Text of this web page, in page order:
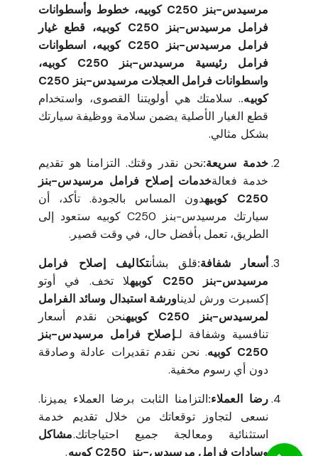
مرسيدس-بنز C250 كوبيه، خطوط وأسطوانات
فرامل مرسيدس-بنز C250 كوبيه، قطع غيار
فرامل مرسيدس-بنز C250 كوبيه، اسطوانات
فرامل رئيسية مرسيدس-بنز C250 كوبيه،
واسطوانات فرامل العجلات مرسيدس-بنز C250
كوبيه.. سلامتك هي أولويتنا القصوى، واستخدام
قطع الغيار الأصلية يضمن سلامة ووظيفة سيارتك
بشكل مثالي.
خدمة سريعة:نحن نقدر وقتك. التزامنا هو تقديم
خدمة فعالةخدمات إصلاح فرامل مرسيدس-بنز
C250 كوبيه
دون المساس بالجودة. تأكد، أن
سيارتك مرسيدس-بنز C250 كوبيه ستعود إلى
الطريق، تعمل بأفضل حال، في وقت قصير.
أسعار شفافة:قلق بشأنتكاليف إصلاح فرامل
مرسيدس-بنز C250 كوبيه
لا تخف. في أوتو
إكسبرت ورش لديناورشة استبدال وسائد الفرامل
لمرسيدس-بنز C250 كوبيه
نحن نقدم أسعار
تنافسية وشفافة لـإصلاح فرامل مرسيدس-بنز
C250 كوبيه
. نحن نقدم تقديرات عادلة وصادقة
دون أي رسوم مخفية.
رضا العملاء:التزامنا الثابت برضا العملاء يميزنا.
نسعى لتجاوز توقعاتك من خلال تقديم خدمة
استثنائية ومعالجة جميع احتياجاتك.مشاكل
وسادات فرامل مرسيدس-بنز C250 كوبيه
.